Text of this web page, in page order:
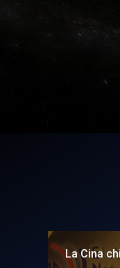
La Cina